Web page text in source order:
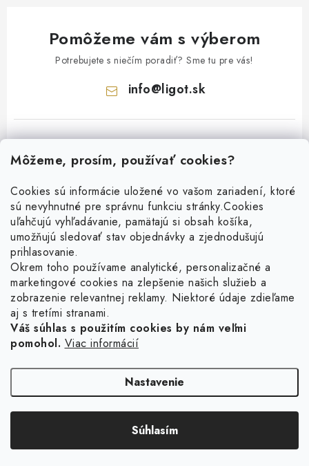
Môžeme, prosím, používať cookies?
Cookies sú informácie uložené vo vašom zariadení, ktoré
sú nevyhnutné pre správnu funkciu stránky.Cookies
uľahčujú vyhľadávanie, pamätajú si obsah košíka,
umožňujú sledovať stav objednávky a zjednodušujú
prihlasovanie.
Okrem toho používame analytické, personalizačné a
marketingové cookies na zlepšenie našich služieb a
zobrazenie relevantnej reklamy. Niektoré údaje zdieľame
aj s tretími stranami.
Váš súhlas s použitím cookies by nám veľmi
pomohol. Viac informácií
Nastavenie
Súhlasím
Pomôžeme vám s výberom
Potrebujete s niečím poradiť? Sme tu pre vás!
info@ligot.sk
Facebook
Obľúbené šperky
Náušnice
Prstene
Náramky
Sety
Informácie pre vás
. Všetky práva vyhradené.